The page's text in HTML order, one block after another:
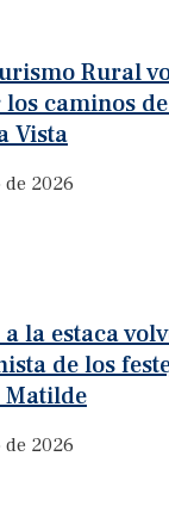
Rural
caminos
Vista
de 2026
la estaca
de los
Matilde
de 2026